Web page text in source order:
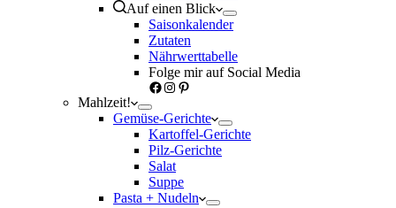
Auf einen Blick
Saisonkalender
Zutaten
Nährwerttabelle
Folge mir auf Social Media
Facebook
Instagram
Pinterest
Mahlzeit!
Gemüse-Gerichte
Kartoffel-Gerichte
Pilz-Gerichte
Salat
Suppe
Pasta + Nudeln